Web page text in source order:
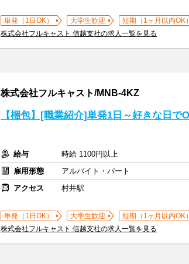
単発（1日OK） 大学生歓迎 短期（1ヶ月以内OK）
株式会社フルキャスト 信越支社の求人一覧を見る
株式会社フルキャスト/MNB-4KZ
【梱包】[職業紹介]単発1日～好きな日
給与
時給 1100円以上
雇用形態
アルバイト・パート
アクセス
村井駅
単発（1日OK） 大学生歓迎 短期（1ヶ月以内OK）
株式会社フルキャスト 信越支社の求人一覧を見る